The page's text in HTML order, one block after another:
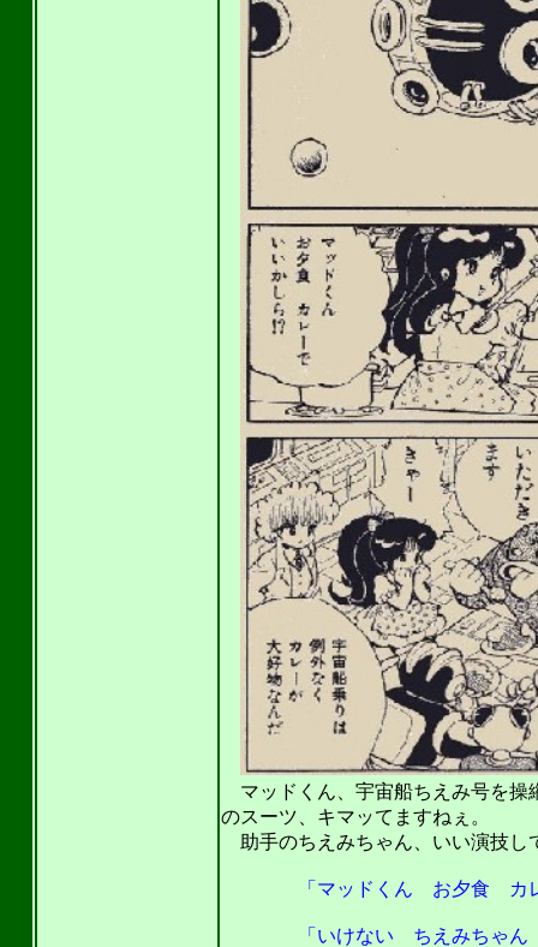
マッドくん、宇宙船ちえみ号を操
のスーツ、キマッてますねぇ。
助手のちえみちゃん、いい演技し
「マッドくん お夕食 カレ
「いけない ちえみちゃん